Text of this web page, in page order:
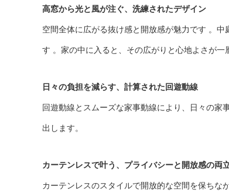
高窓から光と風が注ぐ、洗練されたデザイン
空間全体に広がる抜け感と開放感が魅力です 。
す 。家の中に入ると、その広がりと心地よさが一
日々の負担を減らす、計算された回遊動線
回遊動線とスムーズな家事動線により、日々の家
出します。
カーテンレスで叶う、プライバシーと開放感の両
カーテンレスのスタイルで開放的な空間を保ちな